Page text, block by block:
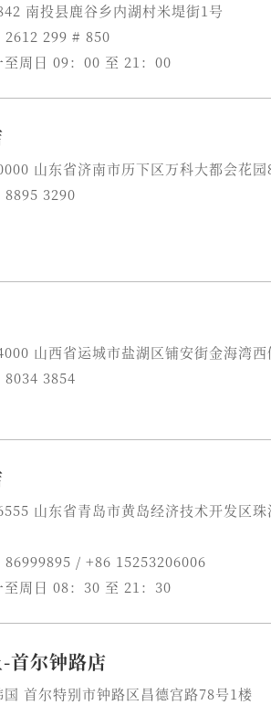
南投县鹿谷乡内湖村米堤街1号
2612 299 # 850
至周日 09：00 至 21：00
山东省济南市历下区万科大都会花
8895 3290
山西省运城市盐湖区铺安街金海湾西
8034 3854
山东省青岛市黄岛经济技术开发区
86999895 / +86 15253206006
至周日 08：30 至 21：30
首尔钟路店
国 首尔特别市钟路区昌德宫路78号1楼